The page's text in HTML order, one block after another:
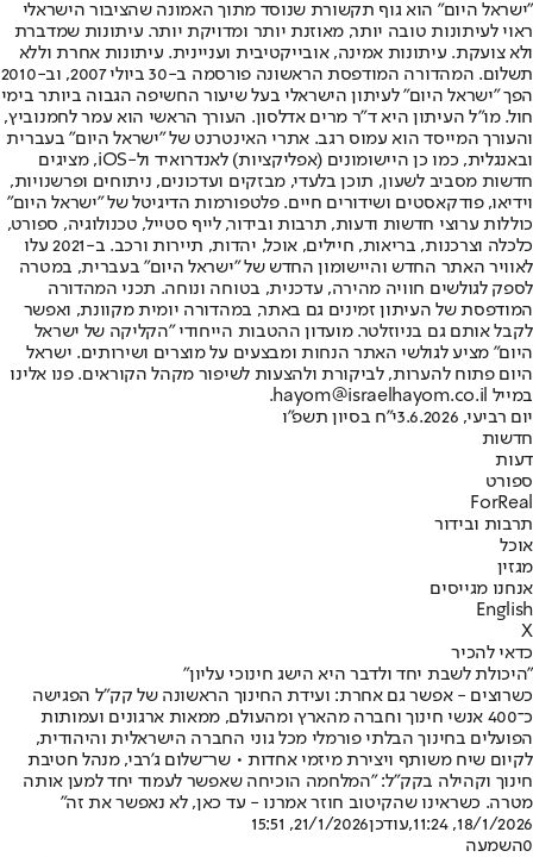
"ישראל היום" הוא גוף תקשורת שנוסד מתוך האמונה שהציבור הישראלי
ראוי לעיתונות טובה יותר, מאוזנת יותר ומדויקת יותר. עיתונות שמדברת
ולא צועקת. עיתונות אמינה, אובייקטיבית ועניינית. עיתונות אחרת וללא
תשלום. המהדורה המודפסת הראשונה פורסמה ב-30 ביולי 2007, וב-2010
הפך "ישראל היום" לעיתון הישראלי בעל שיעור החשיפה הגבוה ביותר בימי
חול. מו"ל העיתון היא ד"ר מרים אדלסון. העורך הראשי הוא עמר לחמנוביץ,
והעורך המייסד הוא עמוס רגב. אתרי האינטרנט של "ישראל היום" בעברית
ובאנגלית, כמו כן היישומונים (אפליקציות) לאנדרואיד ול-iOS, מציגים
חדשות מסביב לשעון, תוכן בלעדי, מבזקים ועדכונים, ניתוחים ופרשנויות,
וידיאו, פודקאסטים ושידורים חיים. פלטפורמות הדיגיטל של "ישראל היום"
כוללות ערוצי חדשות ודעות, תרבות ובידור, לייף סטייל, טכנולוגיה, ספורט,
כלכלה וצרכנות, בריאות, חיילים, אוכל, יהדות, תיירות ורכב. ב-2021 עלו
לאוויר האתר החדש והיישומון החדש של "ישראל היום" בעברית, במטרה
לספק לגולשים חוויה מהירה, עדכנית, בטוחה ונוחה. תכני המהדורה
המודפסת של העיתון זמינים גם באתר, במהדורה יומית מקוונת, ואפשר
לקבל אותם גם בניוזלטר. מועדון ההטבות הייחודי "הקליקה של ישראל
היום" מציע לגולשי האתר הנחות ומבצעים על מוצרים ושירותים. ישראל
היום פתוח להערות, לביקורת ולהצעות לשיפור מקהל הקוראים. פנו אלינו
במייל hayom@israelhayom.co.il.
יום רביעי, 3.6.2026
י"ח בסיון תשפ"ו
חדשות
דעות
ספורט
ForReal
תרבות ובידור
אוכל
מגזין
אנחנו מגייסים
English
X
כדאי להכיר
"היכולת לשבת יחד ולדבר היא הישג חינוכי עליון"
כשרוצים - אפשר גם אחרת: ועידת החינוך הראשונה של קק"ל הפגישה
כ־400 אנשי חינוך וחברה מהארץ ומהעולם, ממאות ארגונים ועמותות
הפועלים בחינוך הבלתי פורמלי מכל גוני החברה הישראלית והיהודית,
לקיום שיח משותף ויצירת מיזמי אחדות • שר־שלום ג'רבי, מנהל חטיבת
חינוך וקהילה בקק"ל: "המלחמה הוכיחה שאפשר לעמוד יחד למען אותה
מטרה. כשראינו שהקיטוב חוזר אמרנו - עד כאן, לא נאפשר את זה"
18/1/2026, 11:24
,עודכן21/1/2026, 15:51
0השמעה